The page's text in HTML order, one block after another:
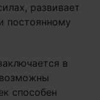
развивает
постоянному
в
способен